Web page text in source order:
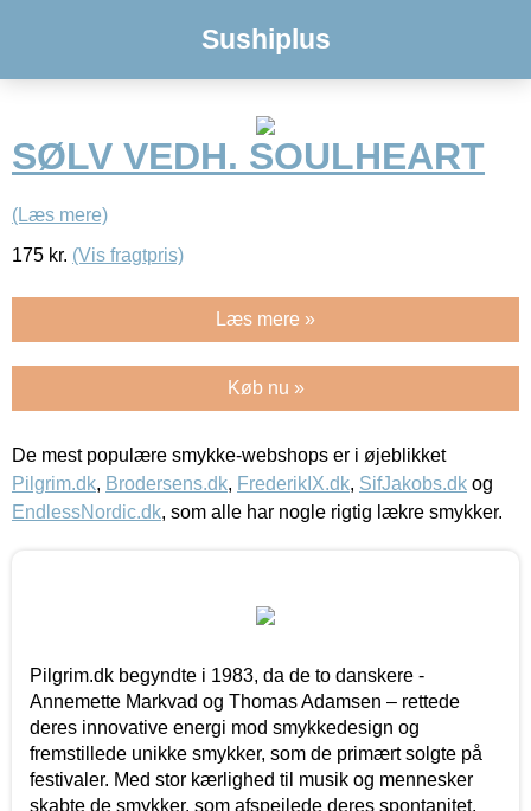
Sushiplus
SØLV VEDH. SOULHEART
(Læs mere)
175 kr. (Vis fragtpris)
Læs mere »
Køb nu »
De mest populære smykke-webshops er i øjeblikket
Pilgrim.dk, Brodersens.dk, FrederikIX.dk, SifJakobs.dk og
EndlessNordic.dk, som alle har nogle rigtig lækre smykker.
Pilgrim.dk begyndte i 1983, da de to danskere -
Annemette Markvad og Thomas Adamsen – rettede
deres innovative energi mod smykkedesign og
fremstillede unikke smykker, som de primært solgte på
festivaler. Med stor kærlighed til musik og mennesker
skabte de smykker, som afspejlede deres spontanitet,